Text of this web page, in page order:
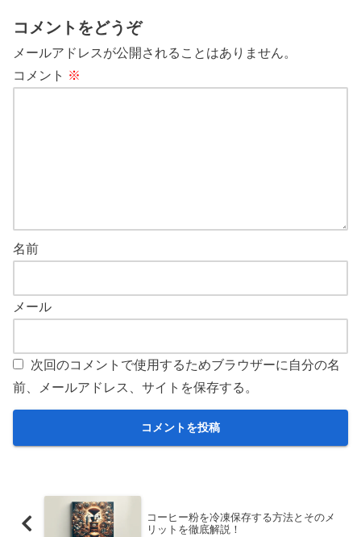
コメントをどうぞ
メールアドレスが公開されることはありません。
コメント ※
名前
メール
次回のコメントで使用するためブラウザーに自分の名
前、メールアドレス、サイトを保存する。
コーヒー粉を冷凍保存する方法とそのメ
リットを徹底解説！